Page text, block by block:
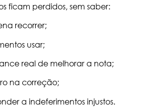
ficam perdidos, sem saber:
recorrer;
usar;
real de melhorar a nota;
na correção;
a indeferimentos injustos.